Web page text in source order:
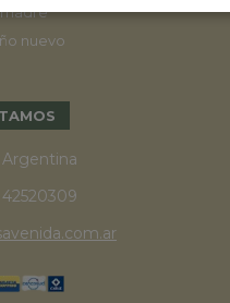
nuevo
Argentina
42520309